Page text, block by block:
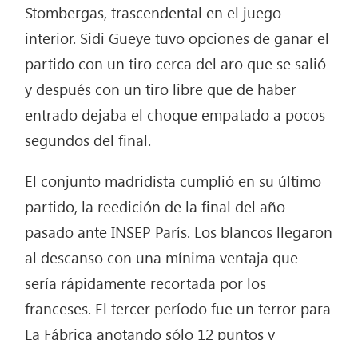
Stombergas, trascendental en el juego
interior. Sidi Gueye tuvo opciones de ganar el
partido con un tiro cerca del aro que se salió
y después con un tiro libre que de haber
entrado dejaba el choque empatado a pocos
segundos del final.
El conjunto madridista cumplió en su último
partido, la reedición de la final del año
pasado ante INSEP París. Los blancos llegaron
al descanso con una mínima ventaja que
sería rápidamente recortada por los
franceses. El tercer período fue un terror para
La Fábrica anotando sólo 12 puntos y